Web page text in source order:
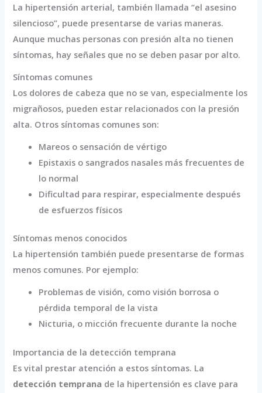
La hipertensión arterial, también llamada “el asesino
silencioso”, puede presentarse de varias maneras.
Aunque muchas personas con presión alta no tienen
síntomas, hay señales que no se deben pasar por alto.
Síntomas comunes
Los dolores de cabeza que no se van, especialmente los
migrañosos, pueden estar relacionados con la presión
alta. Otros síntomas comunes son:
Mareos o sensación de vértigo
Epistaxis o sangrados nasales más frecuentes de
lo normal
Dificultad para respirar, especialmente después
de esfuerzos físicos
Síntomas menos conocidos
La hipertensión también puede presentarse de formas
menos comunes. Por ejemplo:
Problemas de visión, como visión borrosa o
pérdida temporal de la vista
Nicturia, o micción frecuente durante la noche
Importancia de la detección temprana
Es vital prestar atención a estos síntomas. La
detección temprana de la hipertensión es clave para